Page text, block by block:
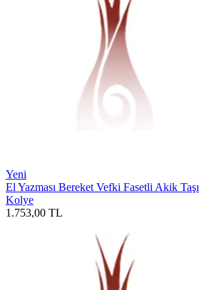
Yeni
El Yazması Bereket Vefki Fasetli Akik Taşı
Kolye
1.753,00 TL